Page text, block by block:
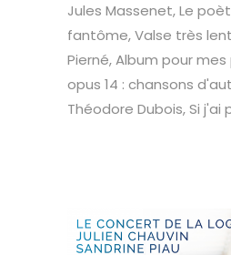
Jules Massenet, Le
fantôme, Valse très
Pierné, Album pour
opus 14 : chansons
Théodore Dubois, Si j'ai